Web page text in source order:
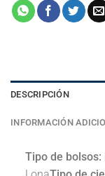
DESCRIPCIÓN
INFORMACIÓN
Tipo de bolsos: